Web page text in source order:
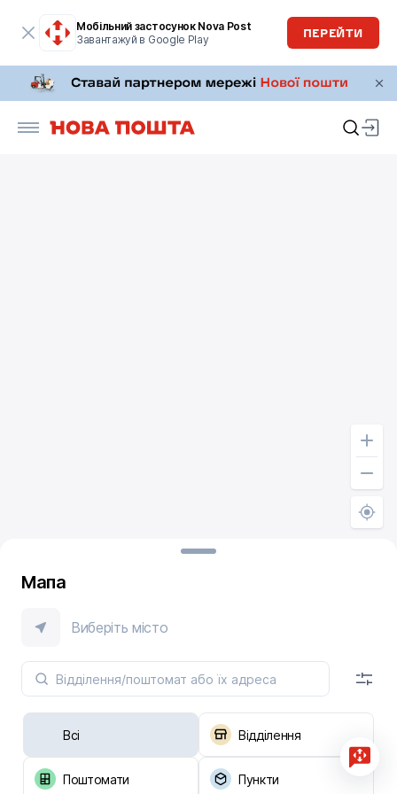
Мобільний застосунок Nova Post
Завантажуй в Google Play
ПЕРЕЙТИ
Мапа
Виберіть місто
Всі Відділення
Поштомати Пункти